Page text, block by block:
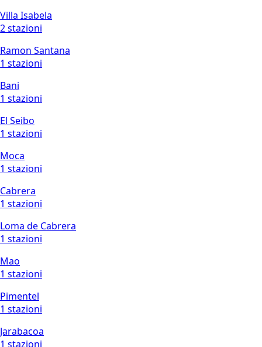
Villa Isabela
2 stazioni
Ramon Santana
1 stazioni
Bani
1 stazioni
El Seibo
1 stazioni
Moca
1 stazioni
Cabrera
1 stazioni
Loma de Cabrera
1 stazioni
Mao
1 stazioni
Pimentel
1 stazioni
Jarabacoa
1 stazioni